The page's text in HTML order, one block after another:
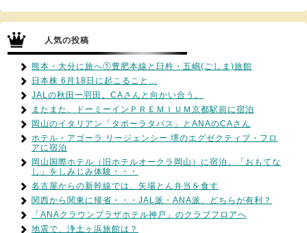
人気の投稿
熊本・大分に旅へ①豊肥本線と臼杵・五嶋(ごしま)旅館
日本株 6月18日に起こること…
JALの秋田ー羽田。CAさんと向かい合う。
またまた、ドーミーインＰＲＥＭＩＵＭ京都駅前に宿泊
岡山のイタリアン「タボーラタパス」とANAのCAさん
ホテル・アゴーラ リージェンシー 堺のエグゼクティブ・フロ
アに宿泊
岡山国際ホテル（旧ホテルオークラ岡山）に宿泊。「おもてな
し」をしみじみ体験・・・
名古屋からの新幹線では、矢場とん弁当を食す
関西から関東に帰省・・・JAL派・ANA派、どちらが有利？
「ANAクラウンプラザホテル神戸」のクラブフロアへ
地震で、浄土ヶ浜旅館は？